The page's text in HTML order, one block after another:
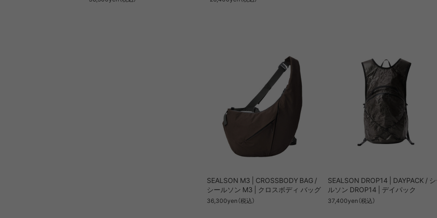
SEALSON M3 | CROSSBODY BAG /
シールソン M3 | クロスボディ バッグ
36,300yen（税込）
SEALSON DROP14 | DAYPACK /
ルソン DROP14 | デイパック
37,400yen（税込）